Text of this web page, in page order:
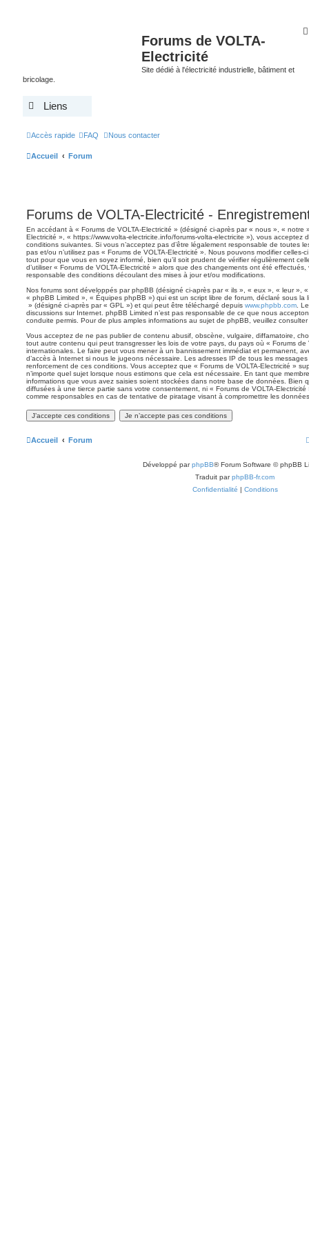
Forums de VOLTA-
Electricité
Site dédié à l'électricité industrielle, bâtiment et
bricolage.
Liens
Accès rapide FAQ Nous contacter
Accueil Forum
Forums de VOLTA-Electricité -
En accédant à « Forums de VOLTA-Electricité » (désigné ci-après par « nous », « notre
Electricité », « https://www.volta-electricite.info/forums-volta-electricite »), vous acceptez
conditions suivantes. Si vous n’acceptez pas d’être légalement responsable de toutes
pas et/ou n’utilisez pas « Forums de VOLTA-Electricité ». Nous pouvons modifier celles-
tout pour que vous en soyez informé, bien qu’il soit prudent de vérifier régulièrement
d’utiliser « Forums de VOLTA-Electricité » alors que des changements ont été
responsable des conditions découlant des mises à jour et/ou modifications.
Nos forums sont développés par phpBB (désigné ci-après par « ils », « eux », « leur »,
« phpBB Limited », « Équipes phpBB ») qui est un script libre de forum, déclaré sous la
» (désigné ci-après par « GPL ») et qui peut être téléchargé depuis www.phpbb.com .
discussions sur Internet. phpBB Limited n’est pas responsable de ce que nous
conduite permis. Pour de plus amples informations au sujet de phpBB, veuillez
Vous acceptez de ne pas publier de contenu abusif, obscène, vulgaire, diffamatoire,
tout autre contenu qui peut transgresser les lois de votre pays, du pays où « Forums de
internationales. Le faire peut vous mener à un bannissement immédiat et permanent,
d’accès à Internet si nous le jugeons nécessaire. Les adresses IP de tous les
renforcement de ces conditions. Vous acceptez que « Forums de VOLTA-Electricité »
n’importe quel sujet lorsque nous estimons que cela est nécessaire. En tant que
informations que vous avez saisies soient stockées dans notre base de données. Bien
diffusées à une tierce partie sans votre consentement, ni « Forums de VOLTA-
comme responsables en cas de tentative de piratage visant à compromettre les
Accueil Forum
Développé parphpBB® Forum Software © phpBB
Traduit parphpBB-fr.com
Confidentialité | Conditions